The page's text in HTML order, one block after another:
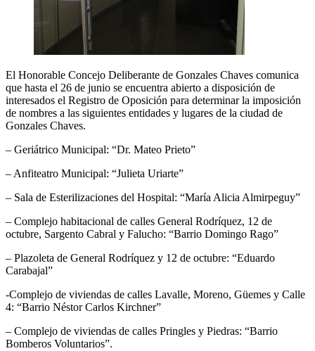
El Honorable Concejo Deliberante de Gonzales Chaves comunica
que hasta el 26 de junio se encuentra abierto a disposición de
interesados el Registro de Oposición para determinar la imposición
de nombres a las siguientes entidades y lugares de la ciudad de
Gonzales Chaves.
– Geriátrico Municipal: “Dr. Mateo Prieto”
– Anfiteatro Municipal: “Julieta Uriarte”
– Sala de Esterilizaciones del Hospital: “María Alicia Almirpeguy”
– Complejo habitacional de calles General Rodríquez, 12 de
octubre, Sargento Cabral y Falucho: “Barrio Domingo Rago”
– Plazoleta de General Rodríquez y 12 de octubre: “Eduardo
Carabajal”
-Complejo de viviendas de calles Lavalle, Moreno, Güemes y Calle
4: “Barrio Néstor Carlos Kirchner”
– Complejo de viviendas de calles Pringles y Piedras: “Barrio
Bomberos Voluntarios”.